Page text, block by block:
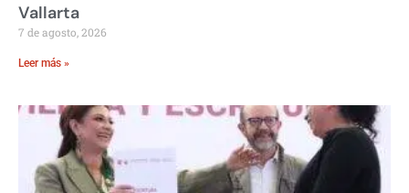
Vallarta
7 de agosto, 2026
Leer más »